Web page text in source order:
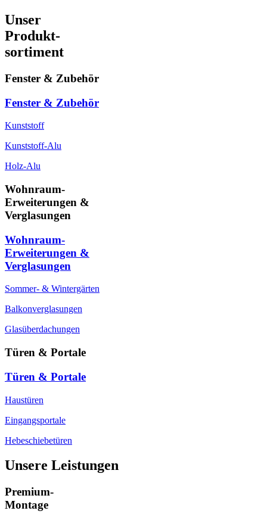
Unser
Produkt-
sortiment
Fenster & Zubehör
Fenster & Zubehör
Kunststoff
Kunststoff-Alu
Holz-Alu
Wohnraum-
Erweiterungen &
Verglasungen
Wohnraum-
Erweiterungen &
Verglasungen
Sommer- & Wintergärten
Balkonverglasungen
Glasüberdachungen
Türen & Portale
Türen & Portale
Haustüren
Eingangsportale
Hebeschiebetüren
Unsere Leistungen
Premium-
Montage